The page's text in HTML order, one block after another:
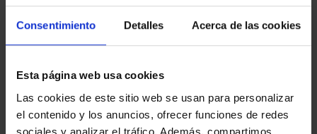
Consentimiento Detalles Acerca de las cookies
Esta página web usa cookies
Las cookies de este sitio web se usan para personalizar
el contenido y los anuncios, ofrecer funciones de redes
sociales y analizar el tráfico. Además, compartimos
€949.00 €949.00